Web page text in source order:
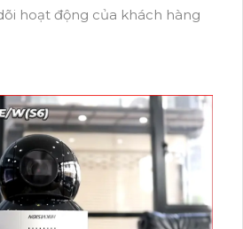
hoạt động của khách hàng